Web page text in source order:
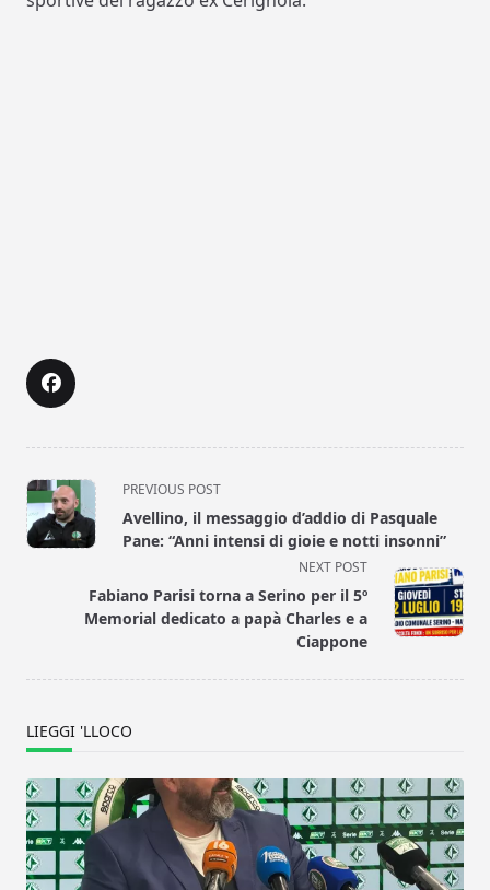
<span
class="nav-
subtitle
text">Page</span>
PREVIOUS POST
Avellino, il messaggio d’addio di Pasquale
Pane: “Anni intensi di gioie e notti insonni”
NEXT POST
Fabiano Parisi torna a Serino per il 5º
Memorial dedicato a papà Charles e a
Ciappone
LIEGGI 'LLOCO